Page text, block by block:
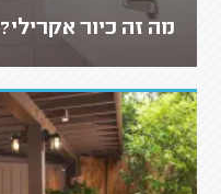
מה זה כיור אקרילי?